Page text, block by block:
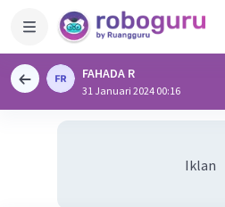
FAHADA R
31 Januari 2024 00:16
Iklan